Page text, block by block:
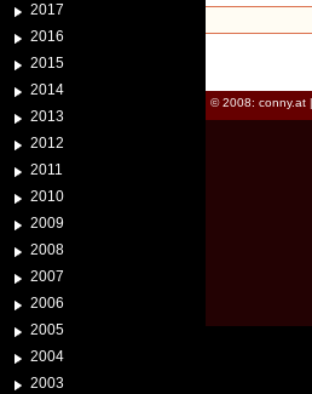
2017
2016
2015
2014
2013
2012
2011
2010
2009
2008
2007
2006
2005
2004
2003
© 2008: conny.at |